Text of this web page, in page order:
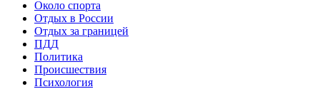
Около спорта
Отдых в России
Отдых за границей
ПДД
Политика
Происшествия
Психология